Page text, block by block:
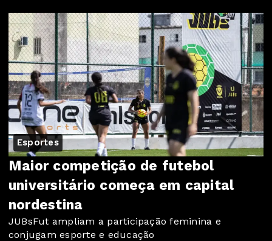
Esportes
Maior competição de futebol
universitário começa em capital
nordestina
JUBsFut ampliam a participação feminina e
conjugam esporte e educação